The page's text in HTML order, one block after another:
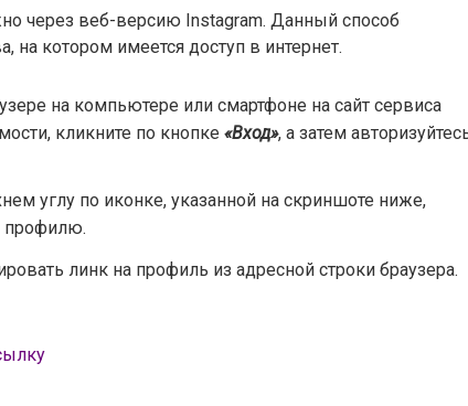
через веб-версию Instagram. Данный способ
на котором имеется доступ в интернет.
на компьютере или смартфоне на сайт сервиса
кликните по кнопке «Вход», а затем
углу по иконке, указанной на скриншоте ниже,
профилю.
линк на профиль из адресной строки браузера.